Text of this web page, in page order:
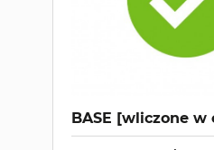
BASE [wliczone w